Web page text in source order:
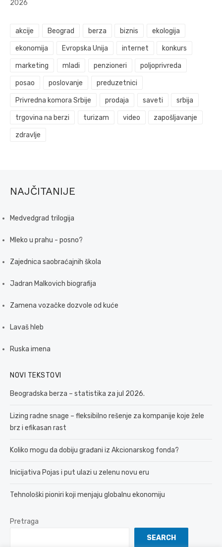
2026
akcije Beograd berza biznis ekologija
ekonomija Evropska Unija internet konkurs
marketing mladi penzioneri poljoprivreda
posao poslovanje preduzetnici
Privredna komora Srbije prodaja saveti srbija
trgovina na berzi turizam video zapošljavanje
zdravlje
NAJČITANIJE
Medvedgrad trilogija
Mleko u prahu - posno?
Zajednica saobraćajnih škola
Jadran Malkovich biografija
Zamena vozačke dozvole od kuće
Lavaš hleb
Ruska imena
NOVI TEKSTOVI
Beogradska berza – statistika za jul 2026.
Lizing radne snage – fleksibilno rešenje za kompanije koje žele
brz i efikasan rast
Koliko mogu da dobiju građani iz Akcionarskog fonda?
Inicijativa Pojas i put ulazi u zelenu novu eru
Tehnološki pioniri koji menjaju globalnu ekonomiju
Pretraga
SEARCH